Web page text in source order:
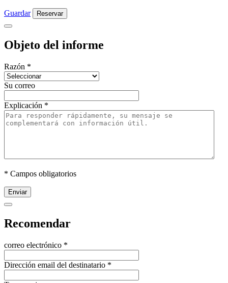
Guardar Reservar
Objeto del informe
Razón *
Su correo
Explicación *
* Campos obligatorios
Enviar
Recomendar
correo electrónico *
Dirección email del destinatario *